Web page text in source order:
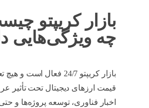
بازار کریپتو
چه ویژگی‌هایی
بازار کریپتو 24/7 فعال است
قیمت ارزهای دیجیتال تحت تأثیر
اخبار فناوری، توسعه پروژه‌ها و